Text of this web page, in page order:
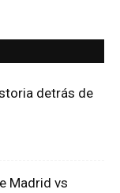
detrás de
Madrid vs